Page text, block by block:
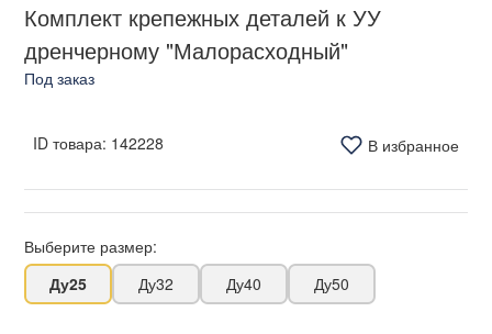
Комплект крепежных деталей к УУ
дренчерному "Малорасходный"
Под заказ
ID товара: 142228 В избранное
Выберите размер:
Ду25
Ду32 Ду40 Ду50